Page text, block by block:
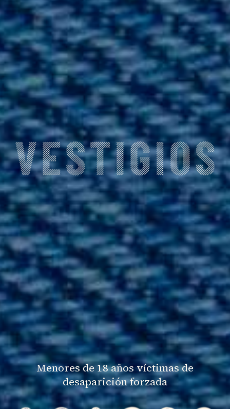
Menores de 18 años víctimas de
desaparición forzada